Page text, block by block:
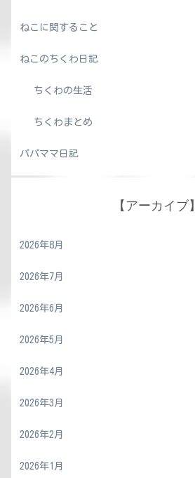
ねこに関すること
ねこのちくわ日記
ちくわの生活
ちくわまとめ
パパママ日記
【アーカイブ】
2026年8月
2026年7月
2026年6月
2026年5月
2026年4月
2026年3月
2026年2月
2026年1月